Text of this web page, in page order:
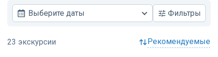
Выберите даты Фильтры
рекомендуемые